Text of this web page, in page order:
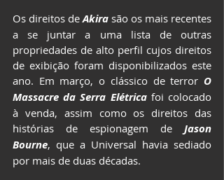
Os direitos de Akira são os mais recentes
a se juntar a uma lista de outras
propriedades de alto perfil cujos direitos
de exibição foram disponibilizados este
ano. Em março, o clássico de terror O
Massacre da Serra Elétrica foi colocado
à venda, assim como os direitos das
histórias de espionagem de Jason
Bourne, que a Universal havia sediado
por mais de duas décadas.